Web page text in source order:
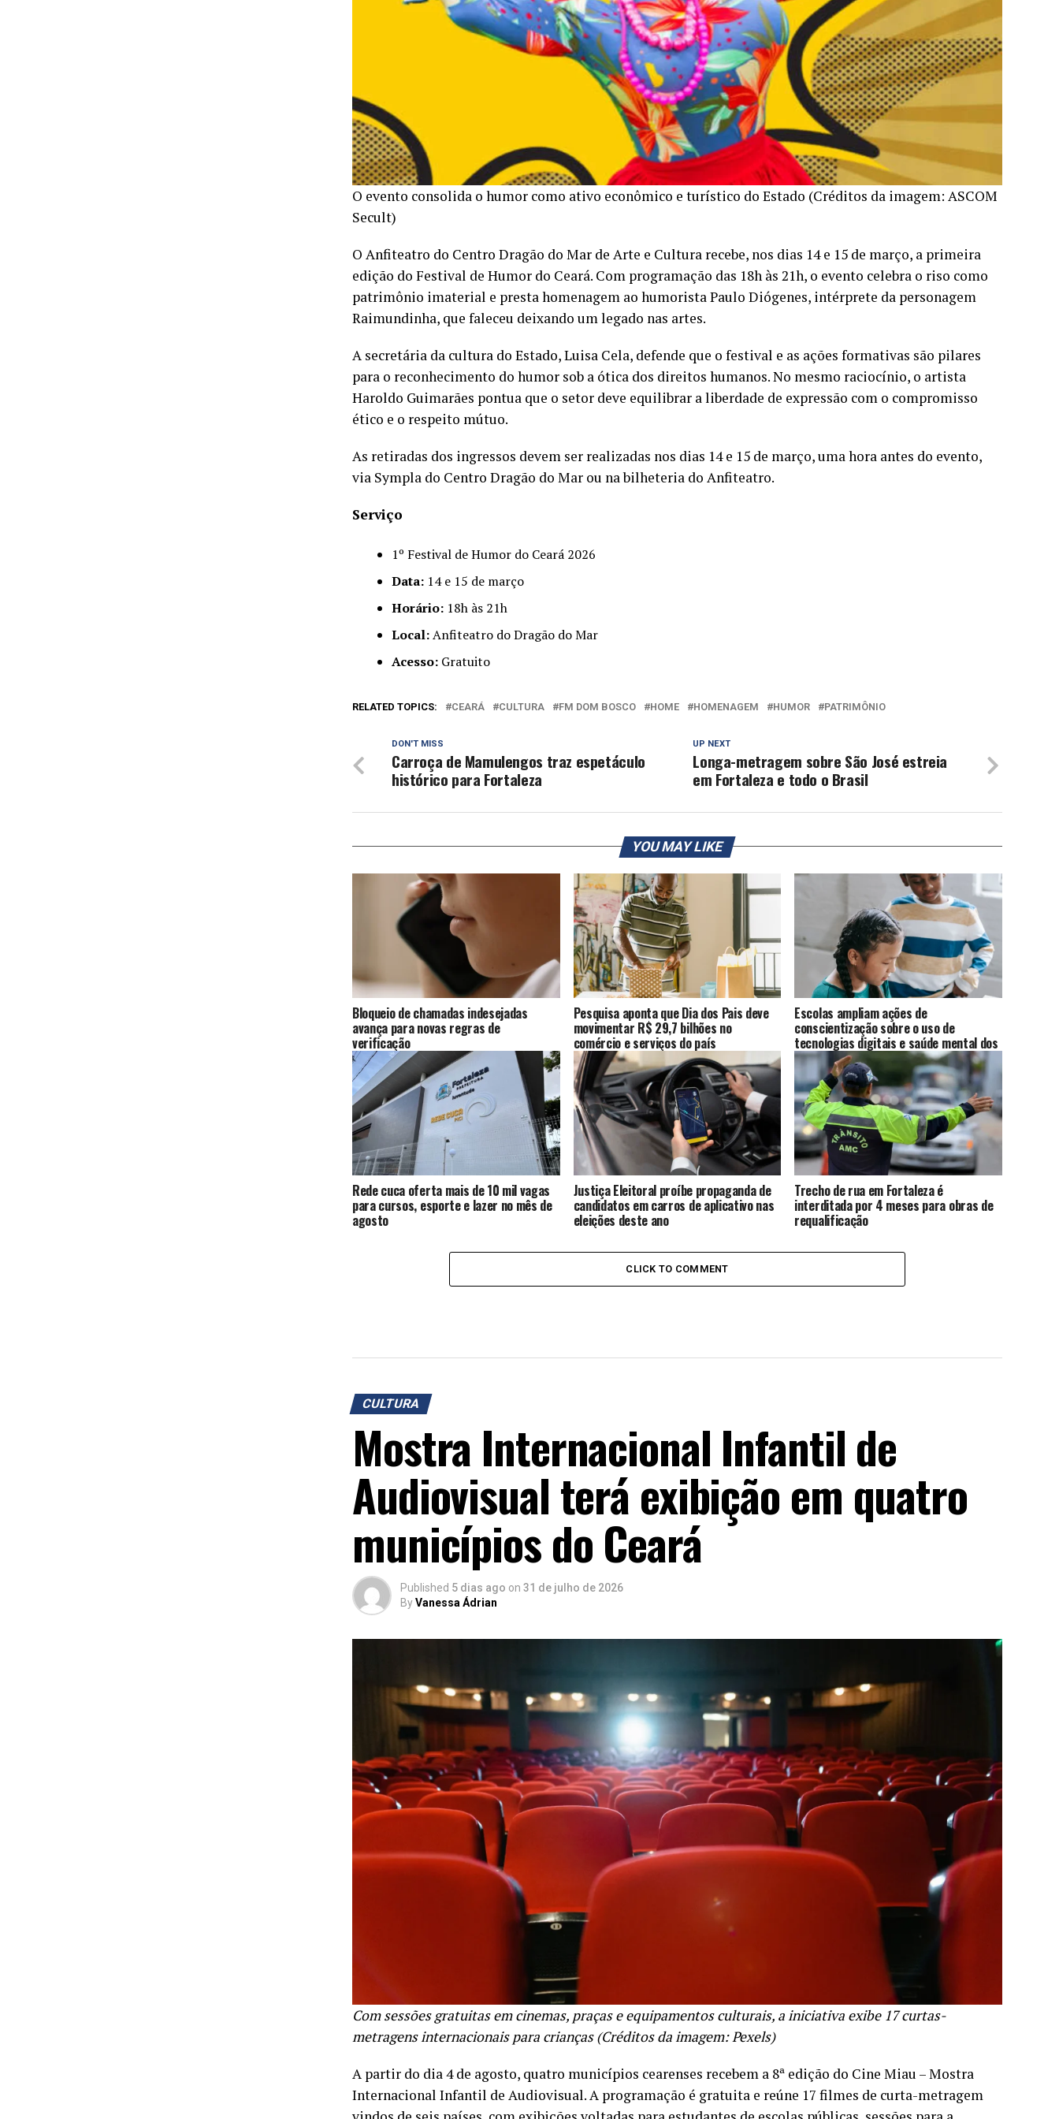
O evento consolida o humor como ativo econômico e turístico do Estado (Créditos da imagem: ASCOM
Secult)
O Anfiteatro do Centro Dragão do Mar de Arte e Cultura recebe, nos dias 14 e 15 de março, a primeira
edição do Festival de Humor do Ceará. Com programação das 18h às 21h, o evento celebra o riso como
patrimônio imaterial e presta homenagem ao humorista Paulo Diógenes, intérprete da personagem
Raimundinha, que faleceu deixando um legado nas artes.
A secretária da cultura do Estado, Luisa Cela, defende que o festival e as ações formativas são pilares
para o reconhecimento do humor sob a ótica dos direitos humanos. No mesmo raciocínio, o artista
Haroldo Guimarães pontua que o setor deve equilibrar a liberdade de expressão com o compromisso
ético e o respeito mútuo.
As retiradas dos ingressos devem ser realizadas nos dias 14 e 15 de março, uma hora antes do evento,
via Sympla do Centro Dragão do Mar ou na bilheteria do Anfiteatro.
Serviço
1º Festival de Humor do Ceará 2026
Data: 14 e 15 de março
Horário: 18h às 21h
Local:Anfiteatro do Dragão do Mar
Acesso: Gratuito
RELATED TOPICS: CEARÁ CULTURA FM DOM BOSCO HOME HOMENAGEM HUMOR PATRIMÔNIO
UP NEXT
Longa-metragem sobre São José estreia
em Fortaleza e todo o Brasil
DON'T MISS
Carroça de Mamulengos traz espetáculo
histórico para Fortaleza
YOU MAY LIKE
Bloqueio de chamadas indesejadas
avança para novas regras de
verificação
Pesquisa aponta que Dia dos Pais deve
movimentar R$ 29,7 bilhões no
comércio e serviços do país
Escolas ampliam ações de
conscientização sobre o uso de
tecnologias digitais e saúde mental dos
alunos
Rede cuca oferta mais de 10 mil vagas
para cursos, esporte e lazer no mês de
agosto
Justiça Eleitoral proíbe propaganda de
candidatos em carros de aplicativo nas
eleições deste ano
Trecho de rua em Fortaleza é
interditada por 4 meses para obras de
requalificação
CLICK TO COMMENT
CULTURA
Mostra Internacional Infantil de
Audiovisual terá exibição em quatro
municípios do Ceará
Published 5 dias ago on 31 de julho de 2026
ByVanessa Ádrian
Com sessões gratuitas em cinemas, praças e equipamentos culturais, a iniciativa exibe 17 curtas-
metragens internacionais para crianças (Créditos da imagem: Pexels)
A partir do dia 4 de agosto, quatro municípios cearenses recebem a 8ª edição do Cine Miau – Mostra
Internacional Infantil de Audiovisual. A programação é gratuita e reúne 17 filmes de curta-metragem